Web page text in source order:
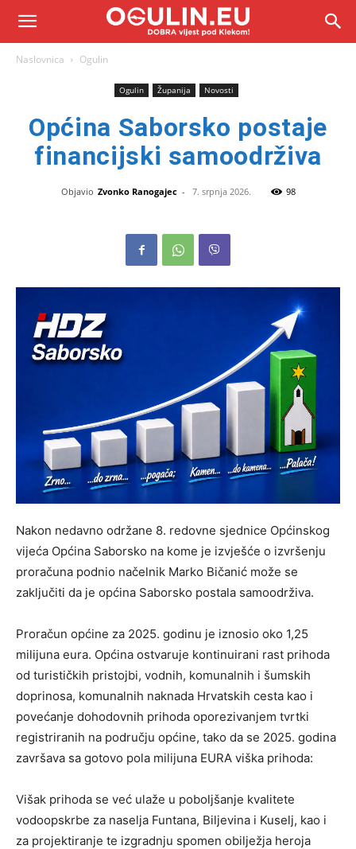
Naslovnica Ogulin
Ogulin Županija Novosti
Općina Saborsko postaje
financijski samoodrživa
Objavio Zvonko Ranogajec - 7. srpnja 2026. 98
Nakon nedavno održane 8. redovne sjednice Općinskog
vijeća Općina Saborsko na kome je izvješće o izvršenju
proračuna podnio načelnik Marko Bičanić može se
zaključiti da je općina Saborsko postala samoodrživa.
Proračun općine za 2025. godinu je iznosio oko 1,25
milijuna eura. Općina ostvaruje kontinuirani rast prihoda
od turističkih pristojbi, vodnih, komunalnih i šumskih
doprinosa, komunalnih naknada Hrvatskih cesta kao i
povećanje dohodovnih prihoda oporezivanjem tvrtki
registriranih na području općine, tako da se 2025. godina
završava sa gotovo pola milijuna EURA viška prihoda:
Višak prihoda se već ulaže u poboljšanje kvalitete
vodoopskrbe za naselja Funtana, Biljevina i Kuselj, kao i
za projektiranje te izgradnju spomen obilježja heroja